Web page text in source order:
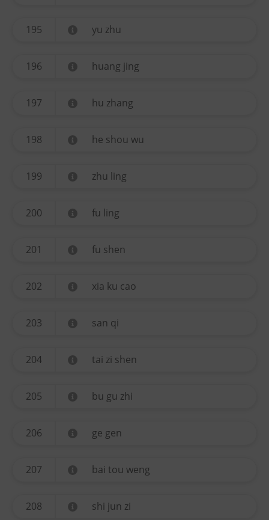
195 yu zhu
196 huang jing
197 hu zhang
198 he shou wu
199 zhu ling
200 fu ling
201 fu shen
202 xia ku cao
203 san qi
204 tai zi shen
205 bu gu zhi
206 ge gen
207 bai tou weng
208 shi jun zi